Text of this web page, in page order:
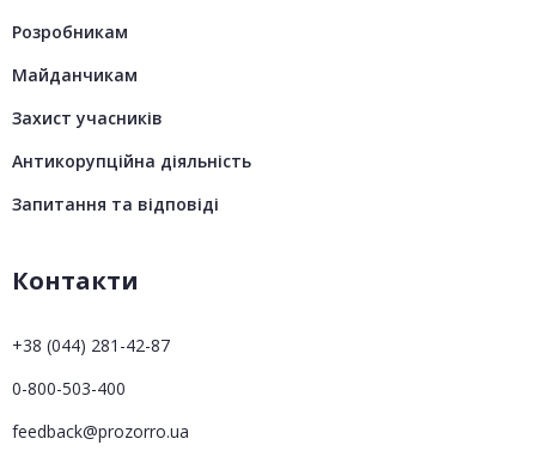
Розробникам
Майданчикам
Захист учасників
Антикорупційна діяльність
Запитання та відповіді
Контакти
+38 (044) 281-42-87
0-800-503-400
feedback@prozorro.ua